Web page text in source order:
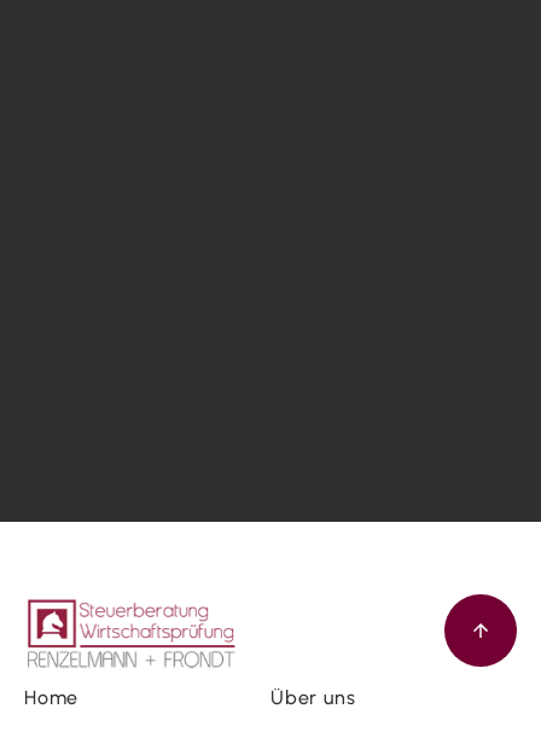
Home Über uns